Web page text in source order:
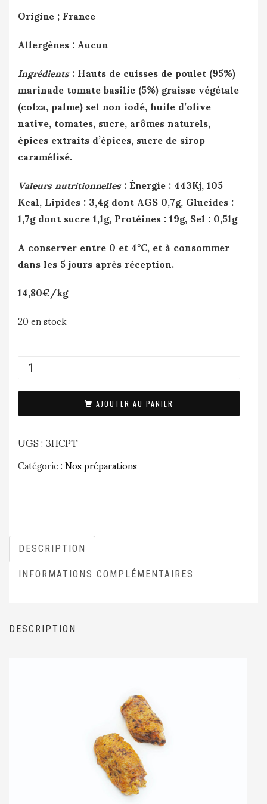
Origine ; France
Allergènes : Aucun
Ingrédients: Hauts de cuisses de poulet (95%)
marinade tomate basilic (5%) graisse végétale
(colza, palme) sel non iodé, huile d’olive
native, tomates, sucre, arômes naturels,
épices extraits d’épices, sucre de sirop
caramélisé.
Valeurs nutritionnelles: Énergie : 443Kj, 105
Kcal, Lipides : 3,4g dont AGS 0,7g, Glucides :
1,7g dont sucre 1,1g, Protéines : 19g, Sel : 0,51g
A conserver entre 0 et 4°C, et à consommer
dans les 5 jours après réception.
14,80€/kg
20 en stock
AJOUTER AU PANIER
UGS :3HCPT
Catégorie :Nos préparations
DESCRIPTION
INFORMATIONS COMPLÉMENTAIRES
DESCRIPTION